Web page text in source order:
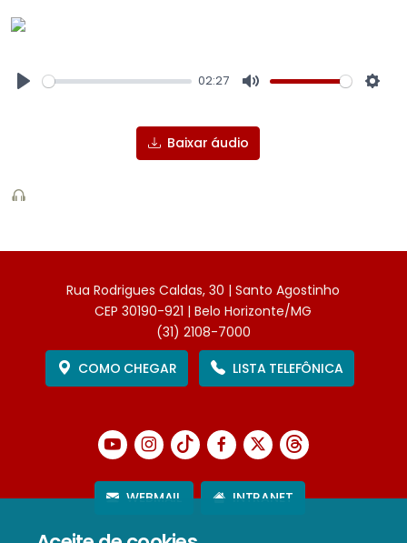
02:27
Baixar áudio
Rua Rodrigues Caldas, 30 | Santo Agostinho
CEP 30190-921 | Belo Horizonte/MG
(31) 2108-7000
COMO CHEGAR
LISTA TELEFÔNICA
WEBMAIL INTRANET